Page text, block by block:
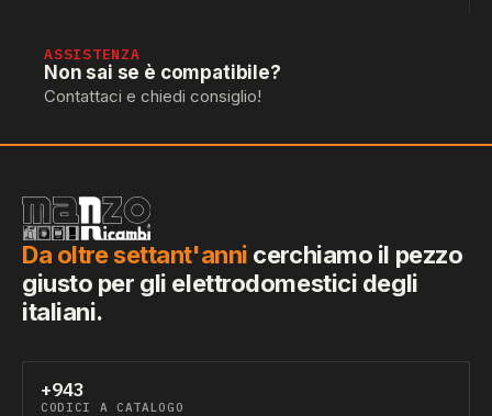
ASSISTENZA
Non sai se è compatibile?
Contattaci e chiedi consiglio!
Da oltre settant'anni cerchiamo il pezzo
giusto per gli elettrodomestici degli
italiani.
+943
CODICI A CATALOGO